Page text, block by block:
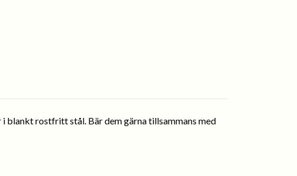
blankt rostfritt stål. Bär dem gärna tillsammans med